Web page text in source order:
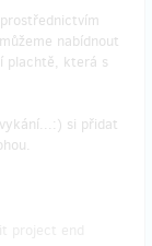
nabídnout
plachtě, která s
si přidat